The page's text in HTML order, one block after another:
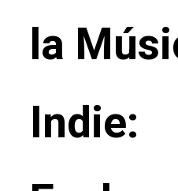
la
Indie: